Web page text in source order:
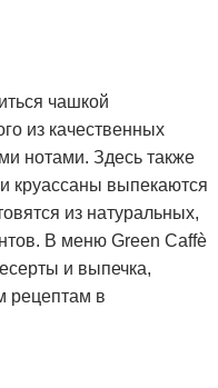
чашкой
из качественных
нотами. Здесь также
круассаны выпекаются
из натуральных,
В меню Green Caffè
и выпечка,
рецептам в